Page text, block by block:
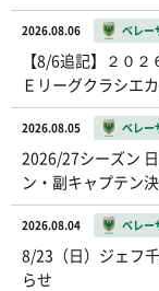
2026.08.06 ベレー
【8/6追記】２０
Ｅリーグクラシエ
2026.08.05 ベレー
2026/27シーズン
ン・副キャプテン
2026.08.04 ベレー
8/23（日）ジェフ
らせ